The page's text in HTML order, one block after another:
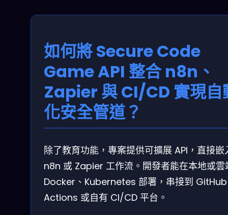
如何將 Secure Code
Game API 整合 n8n、
Zapier 與 CI/CD 實現自
化安全管道？
除了教育功能，專案提供可擴展 API，直接嵌
n8n 或 Zapier 工作流。開發者能在本地或雲
Docker、Kubernetes 部署，串接到 GitHub
Actions 或自有 CI/CD 平台。